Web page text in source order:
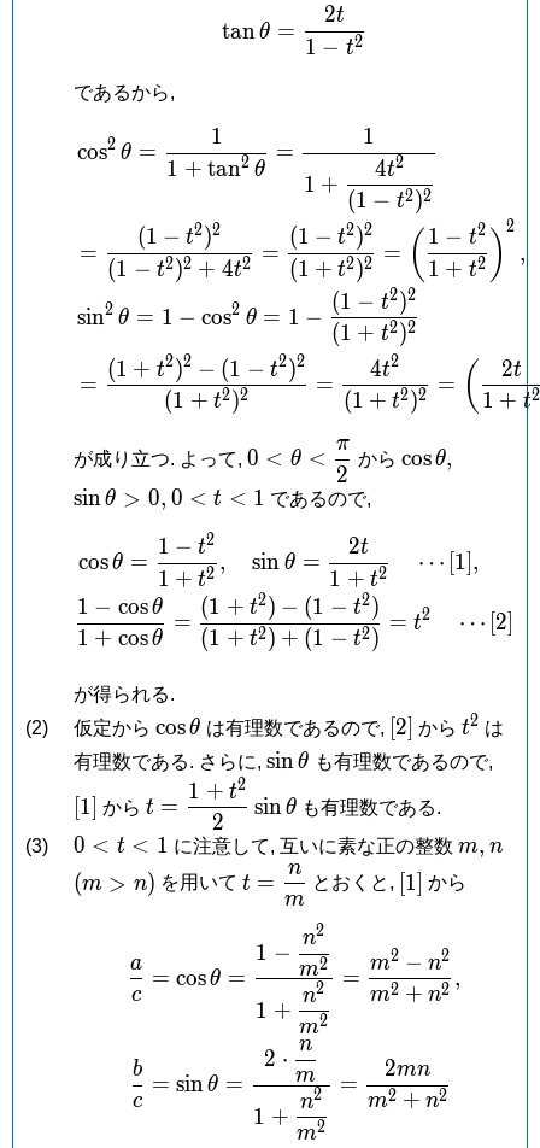
\tan\theta =
tanθ =
1 − t2
2t
であるから,
\begin{aligned}
cos2 θ =
1 + tan2 θ
1
=
1 +
(1 − t2)2
4t2
1
=
(1 − t2)2 + 4t2
(1 − t2)2
=
(1 + t2)2
(1 − t2)2
= ( 1 + t2
1 − t2 )
2
,
sin2 θ = 1 − cos2 θ = 1 −
(1 + t2)2
(1 − t2)2
=
(1 + t2)2
(1 + t2)2 − (1 − t2)2
=
(1 + t2)2
4t2
= ( 1 + t2
2t
が成り立つ. よって, 0 < \theta
\dfrac{\pi}
0 < θ <
2
π
から \cos\theta,
cosθ,
sinθ > 0, 0
t
<
0 < t < 1 であるので,
\begin{aligned}
cosθ =
1 + t2
1 − t2
, sin θ =
1 + t2
2t
⋯ 1 ,
1 + cosθ
1 − cosθ
=
(1 + t2) + (1 − t2)
(1 + t2) − (1 − t2)
= t2 ⋯ 2
が得られる.
(2)
仮定から \cos\theta
cosθ は有理数であるので, [2]
2 から t^2
t2 は
有理数である. さらに, \sin\theta
sinθ も有理数であるので,
1 から
t =
\dfrac{1+t^2}
{2}\sin\theta
t =
2
1 + t2
sinθ も有理数である.
(3)
0
<
t
0 < t < 1 に注意して, 互いに素な正の整数 m,
m, n
n(m
(m > n) を用いて t =
\dfrac{n}
t =
m
n
とおくと, [1]
[1] から
\begin{aligned}
c
a
c
b
= cosθ =
1 +
m2
n2
1 −
m2
n2
=
m2 + n2
m2 − n2
,
= sinθ =
1 +
m2
n2
2 ⋅
m
n
=
m2 + n2
2mn